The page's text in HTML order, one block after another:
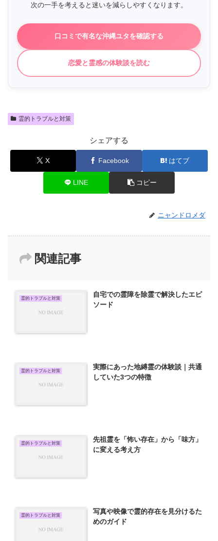
次の一手を考えると迷いを減らしやすくなります。
口コミで有名な沖縄ユタを確認する
恋愛と霊感の体験談を読む
霊的トラブルと対策
シェアする
X Facebook はてブ
LINE コピー
ニャンドロメダ
関連記事
霊的トラブルと対策
自宅での霊障を除霊で解決したエピ
ソード
霊的トラブルと対策
実際にあった地縛霊の体験談｜共通
していた3つの特徴
霊的トラブルと対策
先祖霊を「怖い存在」から「味方」
に変える考え方
霊的トラブルと対策
写真や映像で霊的存在を見分けるた
めのガイド